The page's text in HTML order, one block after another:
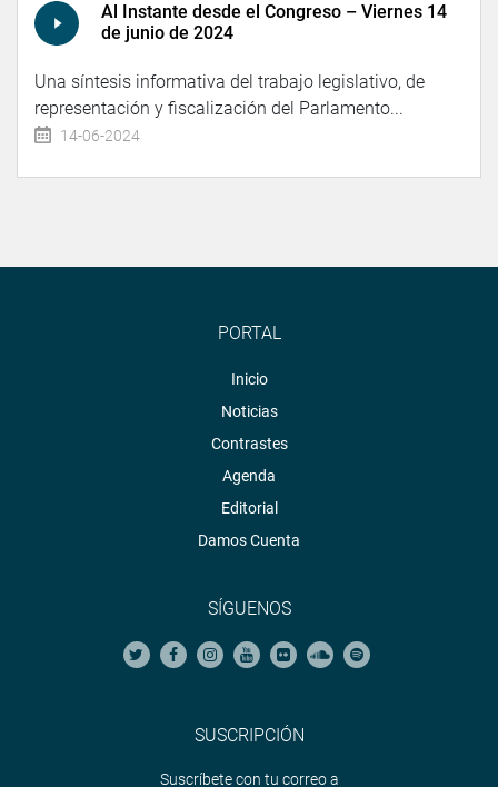
Al Instante desde el Congreso – Viernes 14
de junio de 2024
Una síntesis informativa del trabajo legislativo, de
representación y fiscalización del Parlamento...
14-06-2024
PORTAL
Inicio
Noticias
Contrastes
Agenda
Editorial
Damos Cuenta
SÍGUENOS
SUSCRIPCIÓN
Suscríbete con tu correo a